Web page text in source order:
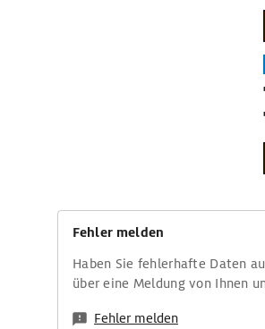
Fehler melden
Haben Sie fehlerhafte Daten
über eine Meldung von Ihnen
Fehler melden